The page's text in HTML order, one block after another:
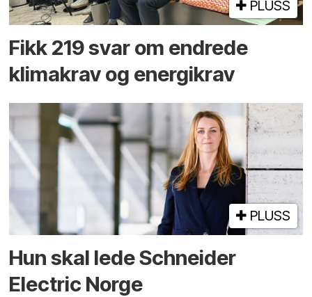
PLUSS
Fikk 219 svar om endrede
klimakrav og energikrav
PLUSS
Hun skal lede Schneider
Electric Norge